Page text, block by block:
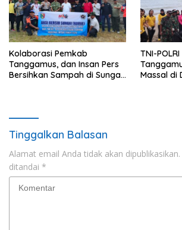
Kolaborasi Pemkab
Tanggamus, dan Insan Pers
Bersihkan Sampah di Sungai
TNI-
Massal di
Tinggalkan Balasan
Alamat email Anda tidak akan dipublikasikan.
ditandai *